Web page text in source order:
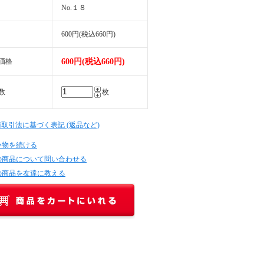
No.１８
600円(税込660円)
格 600円(税込660円)
枚
引法に基づく表記 (返品など)
物を続ける
商品について問い合わせる
商品を友達に教える